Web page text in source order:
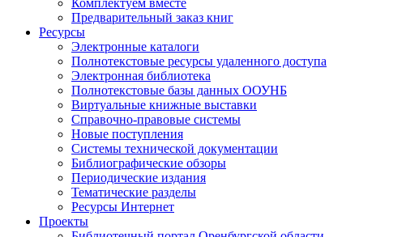
Комплектуем вместе
Предварительный заказ книг
Ресурсы
Электронные каталоги
Полнотекстовые ресурсы удаленного доступа
Электронная библиотека
Полнотекстовые базы данных ООУНБ
Виртуальные книжные выставки
Справочно-правовые системы
Новые поступления
Cистемы технической документации
Библиографические обзоры
Периодические издания
Тематические разделы
Ресурсы Интернет
Проекты